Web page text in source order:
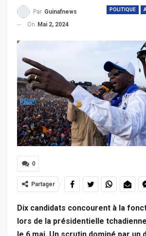
POLITIQUE
Par Guinafnews
On Mai 2, 2024
0
Partager
Dix candidats concourent à la
lors de la présidentielle